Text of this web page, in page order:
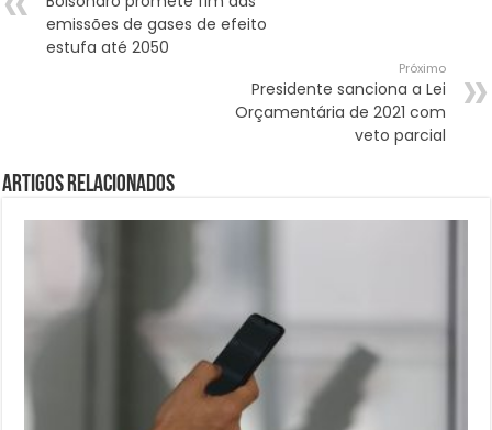
emissões de gases de efeito
estufa até 2050
Próximo
Presidente sanciona a Lei
Orçamentária de 2021 com
veto parcial
Artigos Relacionados